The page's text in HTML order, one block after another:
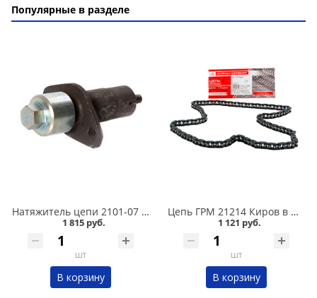
Популярные в разделе
Натяжитель цепи 2101-07 ТЗА в Омске
1 815 руб.
шт
В корзину
Цепь ГРМ 21214 Киров в Омске
1 121 руб.
шт
В корзину